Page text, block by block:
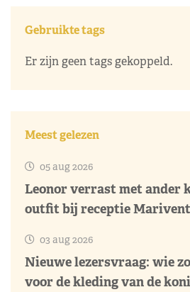
Gebruikte tags
Er zijn geen tags gekoppeld.
Meest gelezen
05 aug 2026
Leonor verrast met ander
outfit bij receptie Marivent
03 aug 2026
Nieuwe lezersvraag: wie
voor de kleding van de